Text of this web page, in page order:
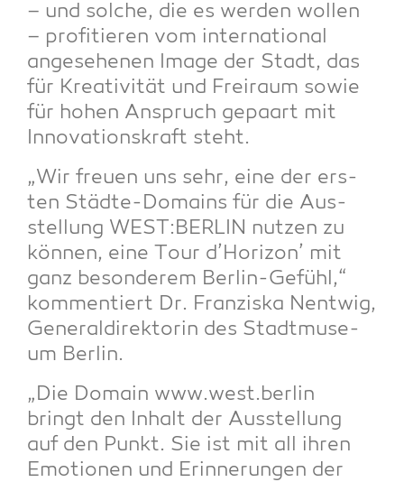
– und sol­che, die es wer­den wol­len
– pro­fi­tie­ren vom inter­na­tio­nal
ange­se­he­nen Image der Stadt, das
für Krea­ti­vi­tät und Frei­raum sowie
für hohen Anspruch gepaart mit
Inno­va­ti­ons­kraft steht.
„Wir freu­en uns sehr, eine der ers­
ten Städ­te-Domains für die Aus­
stel­lung WEST:BERLIN nut­zen zu
kön­nen, eine Tour d’Horizon’ mit
ganz beson­de­rem Ber­lin-Gefühl,“
kom­men­tiert Dr. Fran­zis­ka Nent­wig,
Gene­ral­di­rek­to­rin des Stadt­mu­se­
um Berlin.
„Die Domain www.west.berlin
bringt den Inhalt der Aus­stel­lung
auf den Punkt. Sie ist mit all ihren
Emo­tio­nen und Erin­ne­run­gen der